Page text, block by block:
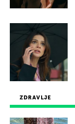
ZDRAVLJE